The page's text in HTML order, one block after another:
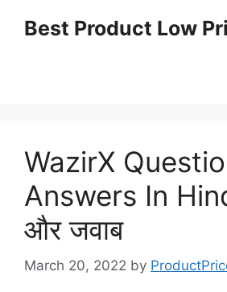
Best Product Low
WazirX
Answers In
और जवाब
March 20, 2022 by